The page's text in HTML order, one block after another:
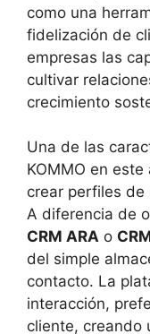
como una
fidelización de
empresas las
cultivar
crecimiento
Una de las
KOMMO en
crear perfiles
A diferencia de
CRM ARA o
del simple
contacto. La
interacción,
cliente, creando